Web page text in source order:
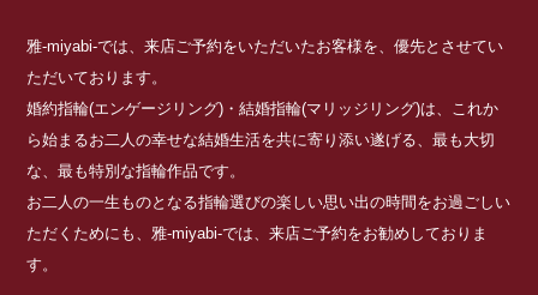
雅-miyabi-では、来店ご予約をいただいたお客様を、優先とさせてい
ただいております。
婚約指輪(エンゲージリング)・結婚指輪(マリッジリング)は、これか
ら始まるお二人の幸せな結婚生活を共に寄り添い遂げる、最も大切
な、最も特別な指輪作品です。
お二人の一生ものとなる指輪選びの楽しい思い出の時間をお過ごしい
ただくためにも、雅-miyabi-では、来店ご予約をお勧めしておりま
す。